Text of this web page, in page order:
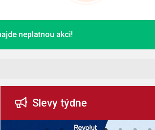
neplatnou akci!
Slevy týdne